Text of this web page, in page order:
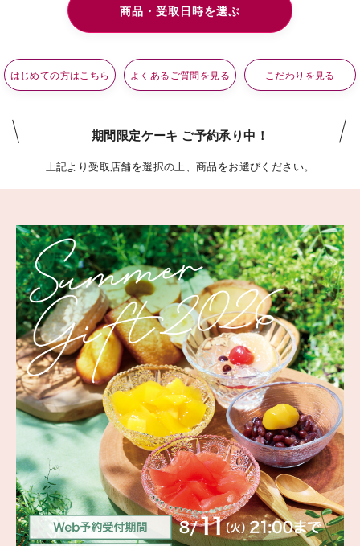
はじめての方はこちら よくあるご質問を見る こだわりを見る
期間限定ケーキ ご予約承り中！
上記より受取店舗を選択の上、商品をお選びください。